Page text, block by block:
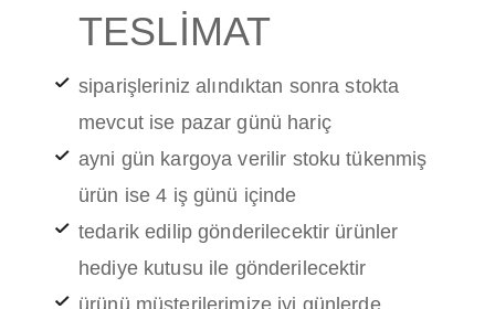
TESLİMAT
siparişleriniz alındıktan sonra stokta
mevcut ise pazar günü hariç
ayni gün kargoya verilir stoku tükenmiş
ürün ise 4 iş günü içinde
tedarik edilip gönderilecektir ürünler
hediye kutusu ile gönderilecektir